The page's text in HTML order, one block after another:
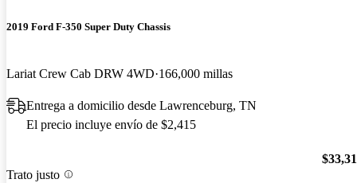
2019 Ford F-350 Super Duty Chassis
Lariat Crew Cab DRW 4WD 166,000 millas
Entrega a domicilio desde Lawrenceburg, TN
El precio incluye envío de $2,415
Trato justo